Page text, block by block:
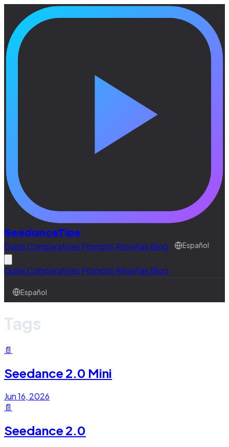
SeedanceTips
GuíasComparativas Prompts Reseñas Blog Español
GuíasComparativas Prompts Reseñas Blog
Español
Tags
📄
Seedance 2.0 Mini
Jun 16, 2026
📄
Seedance 2.0